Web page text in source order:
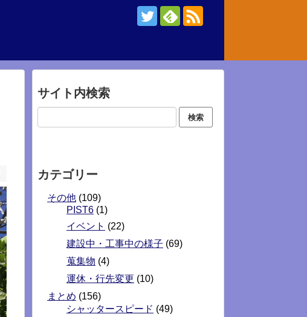
サイト内検索
カテゴリー
その他 (109)
PIST6 (1)
イベント (22)
建設中・工事中の様子 (69)
蒐集物 (4)
運休・行先変更 (10)
まとめ (156)
シャッタースピード (49)